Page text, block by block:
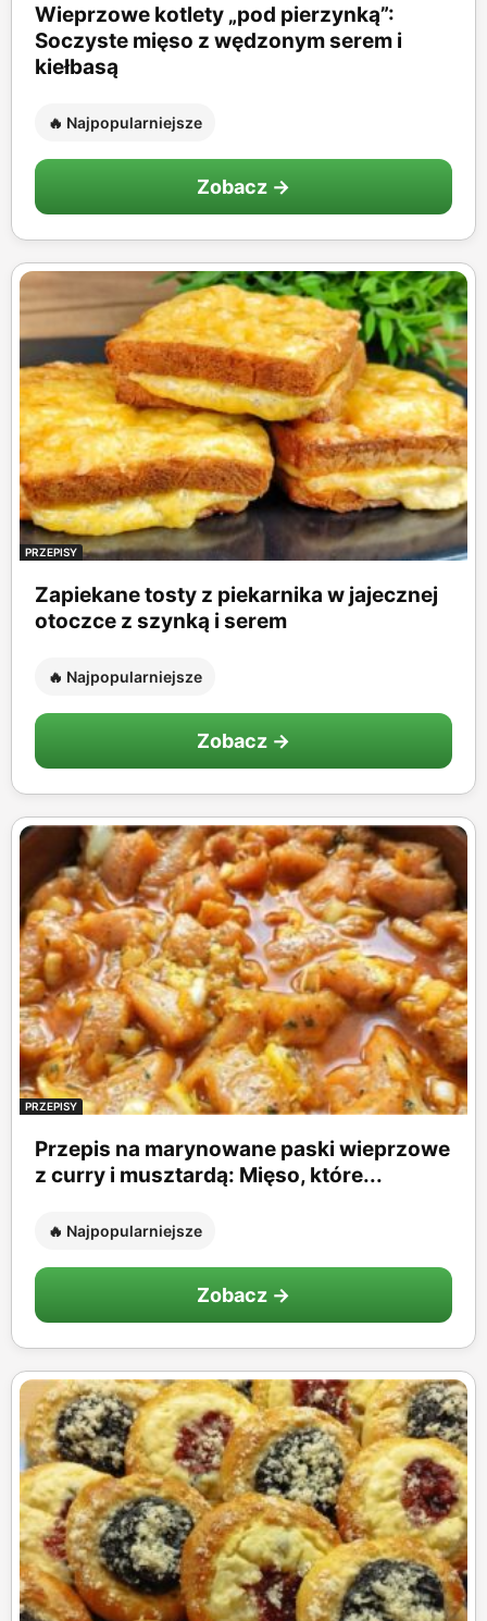
Wieprzowe kotlety „pod pierzynką”:
Soczyste mięso z wędzonym serem i
kiełbasą
🔥 Najpopularniejsze
Zobacz →
PRZEPISY
Zapiekane tosty z piekarnika w jajecznej
otoczce z szynką i serem
🔥 Najpopularniejsze
Zobacz →
PRZEPISY
Przepis na marynowane paski wieprzowe
z curry i musztardą: Mięso, które...
🔥 Najpopularniejsze
Zobacz →